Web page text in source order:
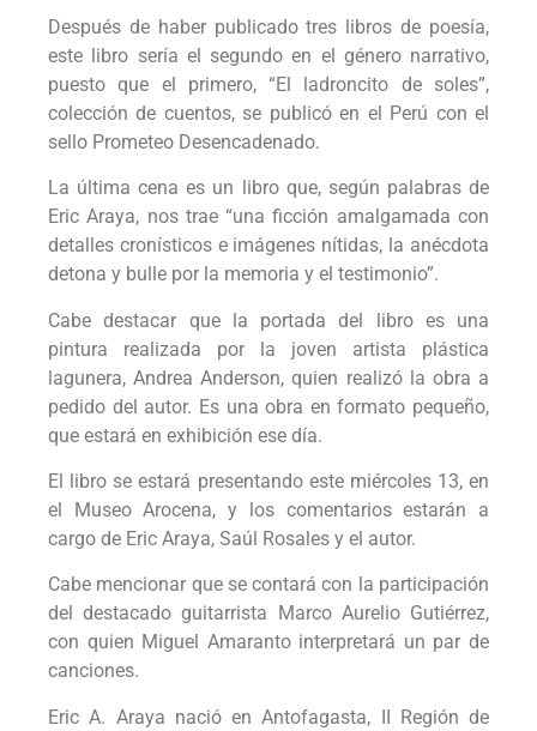
Después de haber publicado tres libros de poesía,
este libro sería el segundo en el género narrativo,
puesto que el primero, “El ladroncito de soles”,
colección de cuentos, se publicó en el Perú con el
sello Prometeo Desencadenado.
La última cena es un libro que, según palabras de
Eric Araya, nos trae “una ficción amalgamada con
detalles cronísticos e imágenes nítidas, la anécdota
detona y bulle por la memoria y el testimonio”.
Cabe destacar que la portada del libro es una
pintura realizada por la joven artista plástica
lagunera, Andrea Anderson, quien realizó la obra a
pedido del autor. Es una obra en formato pequeño,
que estará en exhibición ese día.
El libro se estará presentando este miércoles 13, en
el Museo Arocena, y los comentarios estarán a
cargo de Eric Araya, Saúl Rosales y el autor.
Cabe mencionar que se contará con la participación
del destacado guitarrista Marco Aurelio Gutiérrez,
con quien Miguel Amaranto interpretará un par de
canciones.
Eric A. Araya nació en Antofagasta, II Región de